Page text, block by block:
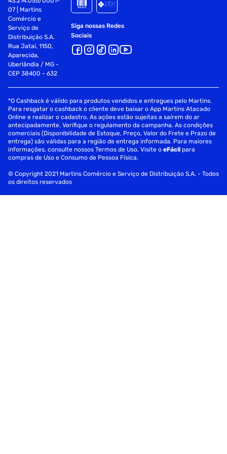
07 | Martins
Comércio e
Serviço de
Distribuição S.A.
Rua Jataí, 1150,
Aparecida,
Uberlândia / MG -
CEP 38400 - 632
Siga nossas Redes
Sociais
*O Cashback é válido para produtos vendidos e entregues pelo Martins.
Para resgatar o cashback o cliente deve baixar o App Martins Atacado
Online e realizar o cadastro. As ações estão sujeitas a saírem do ar
antecipadamente. Verifique o regulamento da campanha. As condições
comerciais (Disponibilidade de Estoque, Preço, Valor do Frete e Prazo de
entrega) são válidas para a região de entrega informada. Para maiores
informações, consulte nossos Termos de Uso. Visite oeFácil para
compras de Uso e Consumo de Pessoa Física.
© Copyright 2021 Martins Comércio e Serviço de Distribuição S.A. - Todos
os direitos reservados